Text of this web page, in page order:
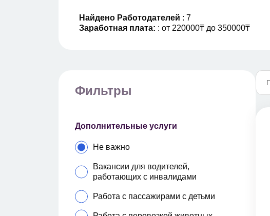
Найдено Работодателей : 7
Заработная плата: : от 220000₸ до 350000₸
Фильтры
Дополнительные услуги
Не важно
Вакансии для водителей,
работающих с инвалидами
Работа с пассажирами с детьми